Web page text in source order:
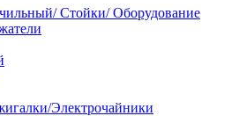
Стойки/ Оборудование
Электрочайники